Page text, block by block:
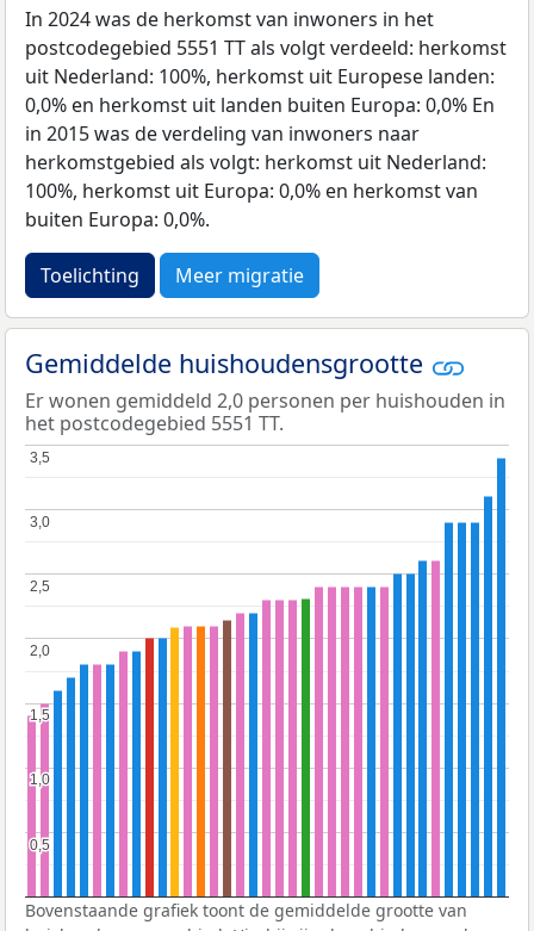
In 2024 was de herkomst van inwoners in het
postcodegebied 5551 TT als volgt verdeeld: herkomst
uit Nederland: 100%, herkomst uit Europese landen:
0,0% en herkomst uit landen buiten Europa: 0,0% En
in 2015 was de verdeling van inwoners naar
herkomstgebied als volgt: herkomst uit Nederland:
100%, herkomst uit Europa: 0,0% en herkomst van
buiten Europa: 0,0%.
Toelichting Meer migratie
Gemiddelde huishoudensgrootte
Er wonen gemiddeld 2,0 personen per huishouden in
het postcodegebied 5551 TT.
0,5
0,5
1,0
1,0
1,5
1,5
2,0
2,0
2,5
2,5
3,0
3,0
3,5
3,5
Bovenstaande grafiek toont de gemiddelde grootte van